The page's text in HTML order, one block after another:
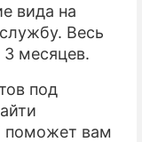
вида на
Весь
3 месяцев.
под
поможет вам